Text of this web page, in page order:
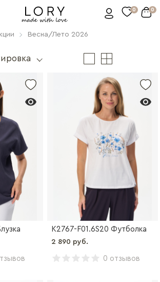
0 0
Весна/Лето 2026
K2767-F01.6S20 Футболка
2 890 руб.
0 отзывов